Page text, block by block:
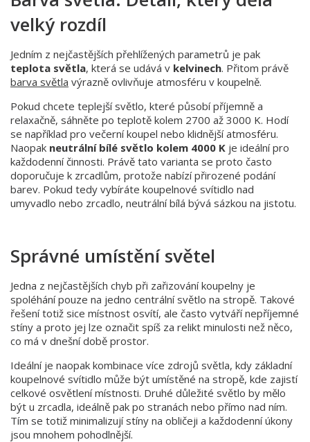
velký rozdíl
Jedním z nejčastějších přehlížených parametrů je pak
teplota světla, která se udává v kelvinech. Přitom právě
barva světla výrazně ovlivňuje atmosféru v koupelně.
Pokud chcete teplejší světlo, které působí příjemně a
relaxačně, sáhněte po teplotě kolem 2700 až 3000 K. Hodí
se například pro večerní koupel nebo klidnější atmosféru.
Naopak neutrální bílé světlo kolem 4000 K je ideální pro
každodenní činnosti. Právě tato varianta se proto často
doporučuje k zrcadlům, protože nabízí přirozené podání
barev. Pokud tedy vybíráte koupelnové svítidlo nad
umyvadlo nebo zrcadlo, neutrální bílá bývá sázkou na jistotu.
Správné umístění světel
Jedna z nejčastějších chyb při zařizování koupelny je
spoléhání pouze na jedno centrální světlo na stropě. Takové
řešení totiž sice místnost osvítí, ale často vytváří nepříjemné
stíny a proto jej lze označit spíš za relikt minulosti než něco,
co má v dnešní době prostor.
Ideální je naopak kombinace více zdrojů světla, kdy základní
koupelnové svítidlo může být umístěné na stropě, kde zajistí
celkové osvětlení místnosti. Druhé důležité světlo by mělo
být u zrcadla, ideálně pak po stranách nebo přímo nad ním.
Tím se totiž minimalizují stíny na obličeji a každodenní úkony
jsou mnohem pohodlnější.